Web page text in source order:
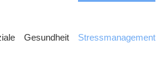
Gesundheit Stressmanagement